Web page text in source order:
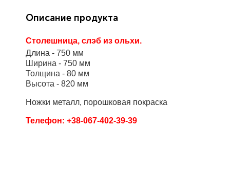
Описание продукта
Столешница, слэб из ольхи.
Длина - 750 мм
Ширина - 750 мм
Толщина - 80 мм
Высота - 820 мм
Ножки металл, порошковая покраска
Телефон: +38-067-402-39-39